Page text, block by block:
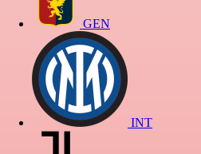
GEN
INT